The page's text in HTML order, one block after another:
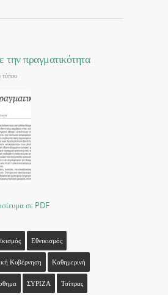
πραγματικότητα
τύπου
σε PDF
Εθνικισμός
Κυβέρνηση Καθημερινή
ΣΥΡΙΖΑ Τσίπρας